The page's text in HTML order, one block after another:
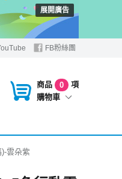
展開廣告
FB粉絲團
商品 0
項
購物車
雲朵紫